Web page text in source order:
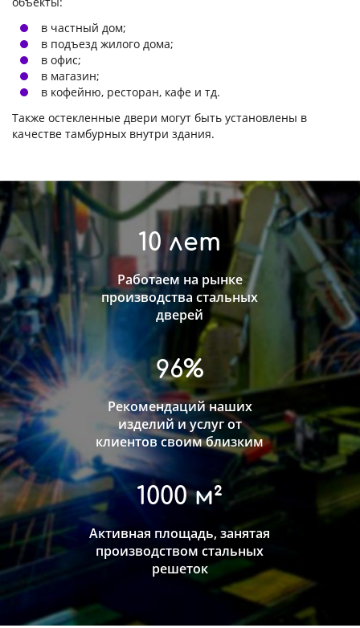
в частный дом;
в подъезд жилого дома;
в офис;
в магазин;
в кофейню, ресторан, кафе и тд.
Также остекленные двери могут быть установлены в
качестве тамбурных внутри здания.
10 лет
Работаем на рынке
производства стальных
дверей
96%
Рекомендаций наших
изделий и услуг от
клиентов своим близким
1000 м²
Активная площадь, занятая
производством стальных
решеток